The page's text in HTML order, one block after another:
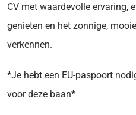
CV met waardevolle ervaring,
genieten en het zonnige,
verkennen.
*Je hebt een EU-paspoort
voor deze baan*